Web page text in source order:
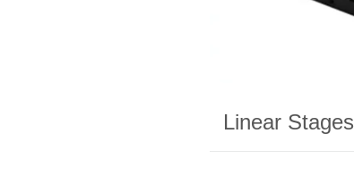
Linear Stages